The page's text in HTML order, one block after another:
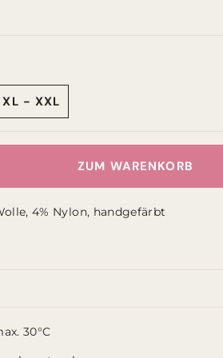
XL - XXL
VARIANTE
AUSVERKAUFT
ODER
ZUM WARENKORB
4% Nylon, handgefärbt
30°C